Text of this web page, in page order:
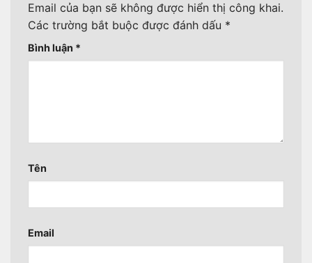
Email của bạn sẽ không được hiển thị công khai.
Các trường bắt buộc được đánh dấu *
Bình luận *
Tên
Email